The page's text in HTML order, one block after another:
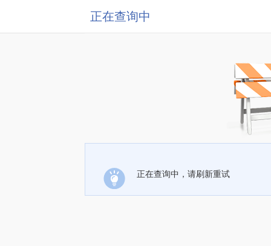
正在查询中
正在查询中，请刷新重试